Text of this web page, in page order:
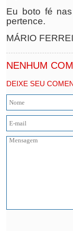
Eu boto fé
pertence.
MÁRIO
NENHUM
DEIXE SEU